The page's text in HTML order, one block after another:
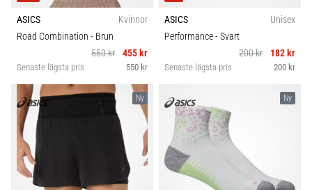
ASICS
Kvinnor
Road Combination - Brun
550 kr
455 kr
Senaste lägsta pris 550 kr
ASICS
Unisex
Performance- Svart
200 kr
182 kr
Senaste lägsta pris 200 kr
Ny Ny